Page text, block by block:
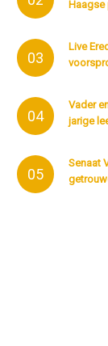
03
Live
04
Vader
jarige
05
Senaat